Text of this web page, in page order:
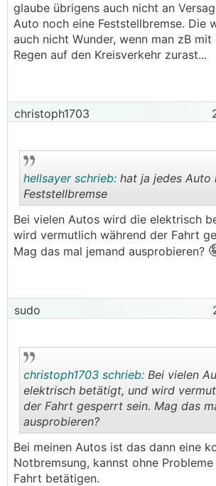
glaube übrigens auch nicht an
Auto noch eine Feststellbremse. Die
auch nicht Wunder, wenn man zB mit
Regen auf den Kreisverkehr zurast...
christoph1703
..
hellsayer schrieb: hat ja jedes Auto
Feststellbremse
Bei vielen Autos wird die elektrisch
wird vermutlich während der Fahrt
Mag das mal jemand ausprobieren?
sudo
..
christoph1703 schrieb: Bei vielen
elektrisch betätigt, und wird
der Fahrt gesperrt sein. Mag das
ausprobieren?
Bei meinen Autos ist das dann eine
Notbremsung, kannst ohne
Fahrt betätigen.